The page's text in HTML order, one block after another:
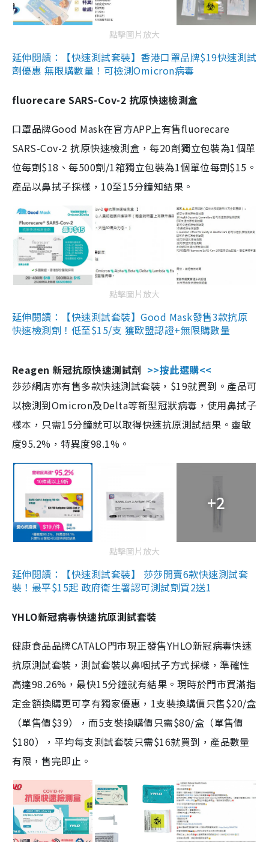
點擊圖片放大
延伸閱讀：【快速測試套裝】香港口罩品牌$19快速測試
劑優惠 無限購數量！可檢測Omicron病毒
fluorecare SARS-Cov-2 抗原快速檢測盒
口罩品牌Good Mask在官方APP上有售fluorecare
SARS-Cov-2 抗原快速檢測盒，每20劑獨立包裝為1個單
位每劑$18、每500劑/1箱獨立包裝為1個單位每劑$15。
產品以鼻拭子採樣，10至15分鐘知結果。
點擊圖片放大
延伸閱讀：【快速測試套裝】Good Mask發售3款抗原
快速檢測劑！低至$15/支 獲歐盟認證+無限購數量
Reagen 新冠抗原快速測試劑 >>按此選購<<
莎莎網店亦有售多款快速測試套裝，$19就買到。產品可
以檢測到Omicron及Delta等新型冠狀病毒，使用鼻拭子
樣本，只需15分鐘就可以取得快速抗原測試結果。靈敏
度95.2%，特異度98.1%。
+2
點擊圖片放大
延伸閱讀：【快速測試套裝】 莎莎開賣6款快速測試套
裝！最平$15起 政府衛生署認可測試劑買2送1
YHLO新冠病毒快速抗原測試套裝
健康食品品牌CATALO門市現正發售YHLO新冠病毒快速
抗原測試套裝，測試套裝以鼻咽拭子方式採樣，準確性
高達98.26%，最快15分鐘就有結果。現時於門市買滿指
定金額換購更可享有獨家優惠，1支裝換購價只售$20/盒
（單售價$39），而5支裝換購價只需$80/盒（單售價
$180），平均每支測試套裝只需$16就買到，產品數量
有限，售完即止。